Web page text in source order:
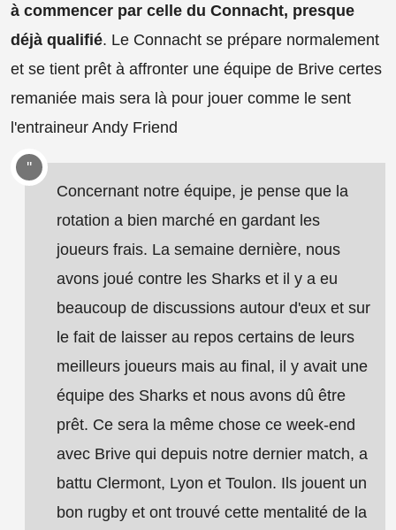
à commencer par celle du Connacht, presque
déjà qualifié. Le Connacht se prépare normalement
et se tient prêt à affronter une équipe de Brive certes
remaniée mais sera là pour jouer comme le sent
l'entraineur Andy Friend
Concernant notre équipe, je pense que la
rotation a bien marché en gardant les
joueurs frais. La semaine dernière, nous
avons joué contre les Sharks et il y a eu
beaucoup de discussions autour d'eux et sur
le fait de laisser au repos certains de leurs
meilleurs joueurs mais au final, il y avait une
équipe des Sharks et nous avons dû être
prêt. Ce sera la même chose ce week-end
avec Brive qui depuis notre dernier match, a
battu Clermont, Lyon et Toulon. Ils jouent un
bon rugby et ont trouvé cette mentalité de la